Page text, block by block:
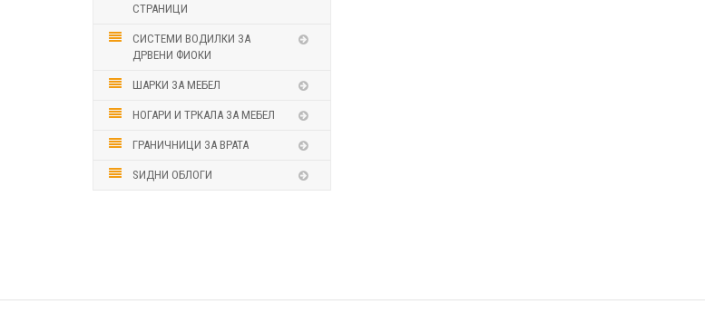
СТРАНИЦИ
СИСТЕМИ ВОДИЛКИ ЗА
ДРВЕНИ ФИОКИ
ШАРКИ ЗА МЕБЕЛ
НОГАРИ И ТРКАЛА ЗА МЕБЕЛ
ГРАНИЧНИЦИ ЗА ВРАТА
ЅИДНИ ОБЛОГИ